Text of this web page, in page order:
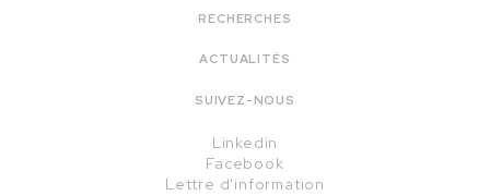
RECHERCHES
ACTUALITÉS
SUIVEZ-NOUS
Linkedin
Facebook
Lettre d'information